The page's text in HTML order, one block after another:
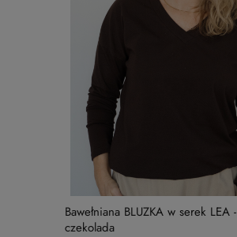
Bawełniana BLUZKA w serek LEA -
czekolada